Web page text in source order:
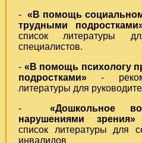
- «В помощь
трудными
список литературы
специалистов.
- «В помощь психологу
подростками» -
литературы для
-«Дошкольное
нарушениями зрения»-
список литературы для
инвалидов